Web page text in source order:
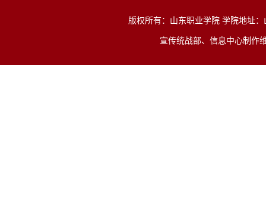
版权所有：山东职业学院 学院地址：
宣传统战部、信息中心制